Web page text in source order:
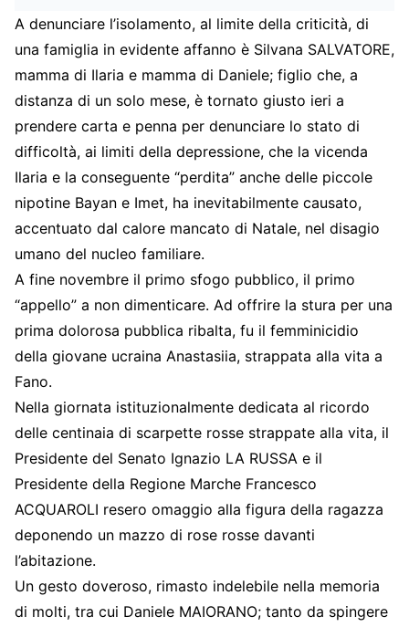
A denunciare l’isolamento, al limite della criticità, di
una famiglia in evidente affanno è Silvana SALVATORE,
mamma di Ilaria e mamma di Daniele; figlio che, a
distanza di un solo mese, è tornato giusto ieri a
prendere carta e penna per denunciare lo stato di
difficoltà, ai limiti della depressione, che la vicenda
Ilaria e la conseguente “perdita” anche delle piccole
nipotine Bayan e Imet, ha inevitabilmente causato,
accentuato dal calore mancato di Natale, nel disagio
umano del nucleo familiare.
A fine novembre il primo sfogo pubblico, il primo
“appello” a non dimenticare. Ad offrire la stura per una
prima dolorosa pubblica ribalta, fu il femminicidio
della giovane ucraina Anastasiia, strappata alla vita a
Fano.
Nella giornata istituzionalmente dedicata al ricordo
delle centinaia di scarpette rosse strappate alla vita, il
Presidente del Senato Ignazio LA RUSSA e il
Presidente della Regione Marche Francesco
ACQUAROLI resero omaggio alla figura della ragazza
deponendo un mazzo di rose rosse davanti
l’abitazione.
Un gesto doveroso, rimasto indelebile nella memoria
di molti, tra cui Daniele MAIORANO; tanto da spingere